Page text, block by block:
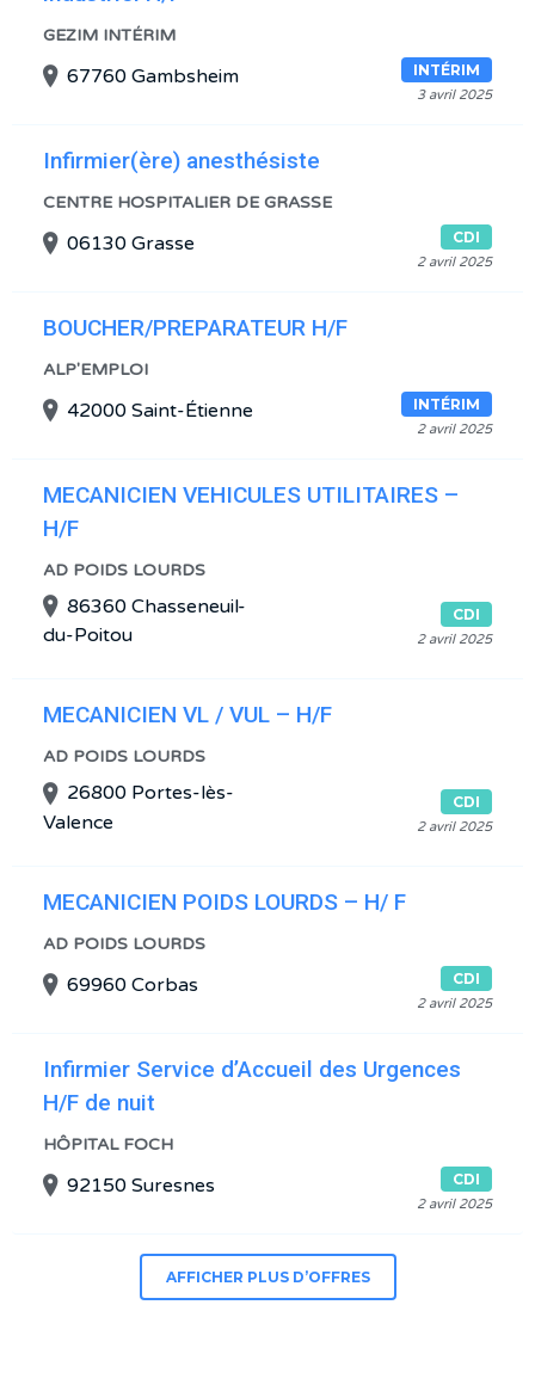
GEZIM INTÉRIM
67760 Gambsheim INTÉRIM
3 avril 2025
Infirmier(ère) anesthésiste
CENTRE HOSPITALIER DE GRASSE
06130 Grasse CDI
2 avril 2025
BOUCHER/PREPARATEUR H/F
ALP'EMPLOI
42000 Saint-Étienne INTÉRIM
2 avril 2025
MECANICIEN VEHICULES UTILITAIRES –
H/F
AD POIDS LOURDS
86360 Chasseneuil-
du-Poitou
CDI
2 avril 2025
MECANICIEN VL / VUL – H/F
AD POIDS LOURDS
26800 Portes-lès-
Valence
CDI
2 avril 2025
MECANICIEN POIDS LOURDS – H/ F
AD POIDS LOURDS
69960 Corbas CDI
2 avril 2025
Infirmier Service d’Accueil des Urgences
H/F de nuit
HÔPITAL FOCH
92150 Suresnes CDI
2 avril 2025
AFFICHER PLUS D’OFFRES